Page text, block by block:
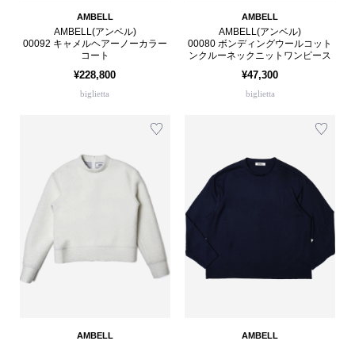
AMBELL
AMBELL(アンベル)
00092 キャメルヘアーノーカラー
コート
¥228,800
biglietta
AMBELL
AMBELL(アンベル)
00080 ボンディングウールコット
ンクルーネックニットワンピース
¥47,300
biglietta
AMBELL AMBELL